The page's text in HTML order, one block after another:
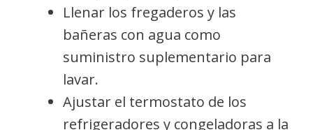
Llenar los fregaderos y las
bañeras con agua como
suministro suplementario para
lavar.
Ajustar el termostato de los
refrigeradores y congeladoras a la